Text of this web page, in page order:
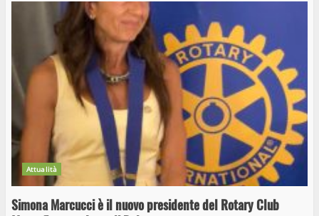
Attualità
Simona Marcucci è il nuovo presidente del Rotary Club